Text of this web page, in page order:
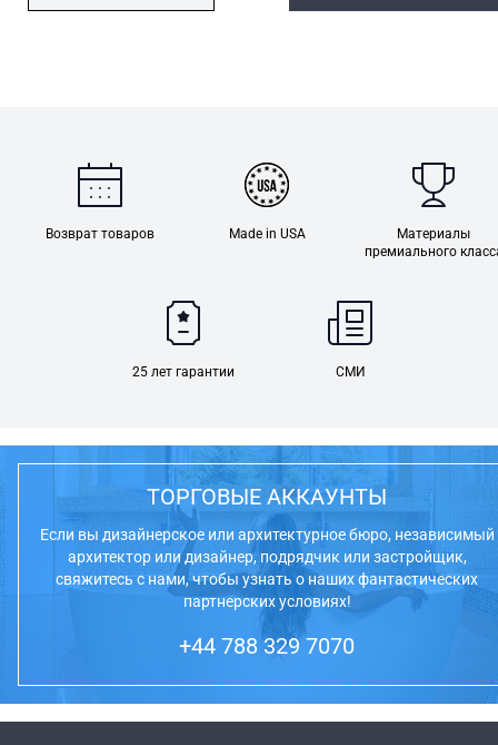
Возврат товаров Made in USA
Материалы
премиального
25 лет гарантии СМИ
ТОРГОВЫЕ АККАУНТЫ
Если вы дизайнерское или архитектурное бюро, независимый
архитектор или дизайнер, подрядчик или застройщик,
свяжитесь с нами, чтобы узнать о наших фантастических
партнерских условиях!
+44 788 329 7070